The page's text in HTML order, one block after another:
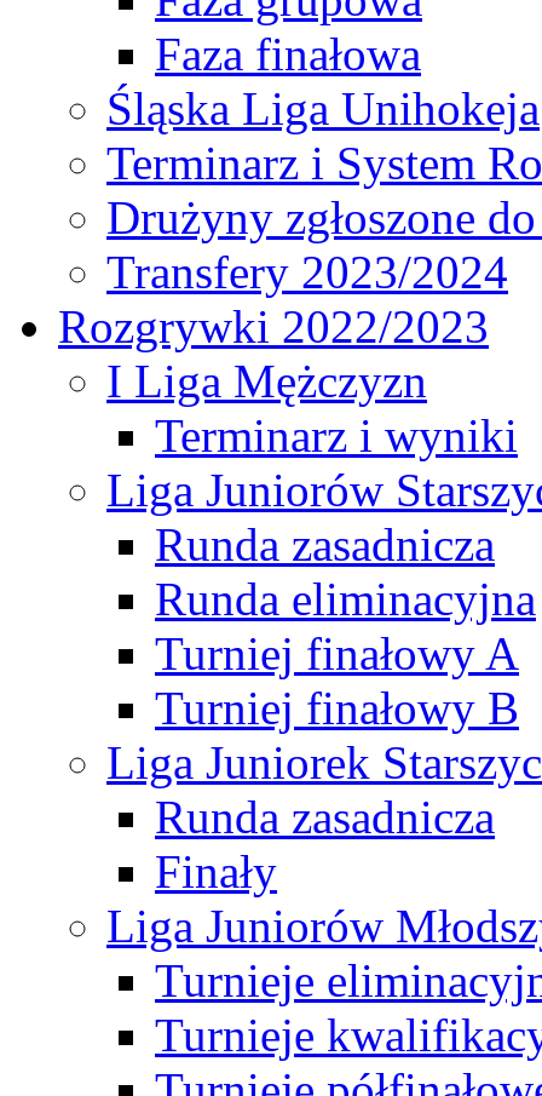
Faza finałowa
Śląska Liga Unihokeja
Terminarz i System
Drużyny zgłoszone
Transfery 2023/2024
Rozgrywki 2022/2023
I Liga Mężczyzn
Terminarz i wyniki
Liga Juniorów
Runda zasadnicza
Runda eliminacyjna
Turniej finałowy A
Turniej finałowy B
Liga Juniorek
Runda zasadnicza
Finały
Liga Juniorów
Turnieje
Turnieje